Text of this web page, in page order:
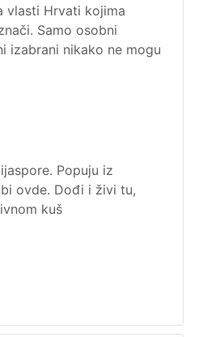
vlasti Hrvati kojima
Samo osobni
izabrani nikako ne mogu
Popuju iz
ovde. Dođi i živi tu,
kuš